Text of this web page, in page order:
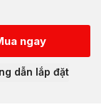
ngay
dẫn lắp đặt